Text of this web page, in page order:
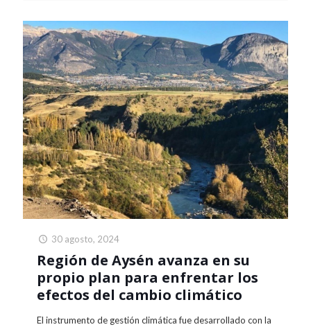
30 agosto, 2024
Región de Aysén avanza en su
propio plan para enfrentar los
efectos del cambio climático
El instrumento de gestión climática fue desarrollado con la